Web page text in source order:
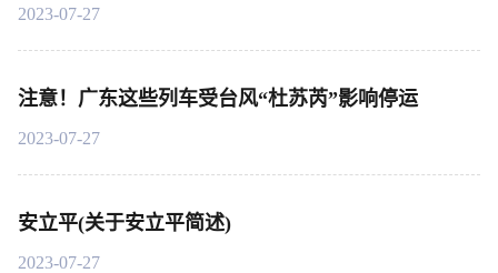
2023-07-27
注意！广东这些列车受台风“杜苏芮”影响停运
2023-07-27
安立平(关于安立平简述)
2023-07-27